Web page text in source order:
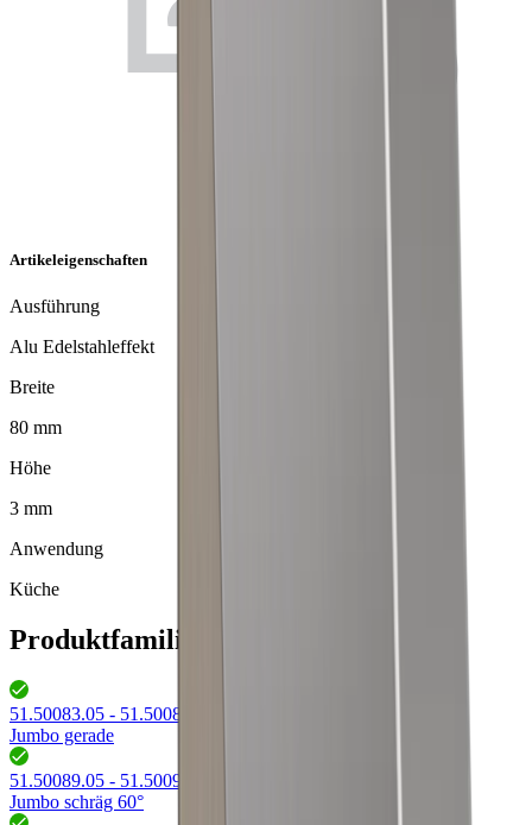
Artikeleigenschaften
Ausführung
Alu Edelstahleffekt
Breite
80 mm
Höhe
3 mm
Anwendung
Küche
Produktfamilie Jumbo
51.50083.05 - 51.50088.29
Jumbo gerade
51.50089.05 - 51.50091.29
Jumbo schräg 60°